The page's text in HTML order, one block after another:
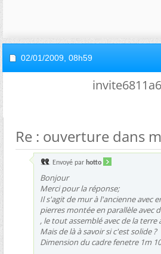
02/01/2009, 08h59
Re : ouverture dans
Envoyé par hotto
Bonjour
Merci pour la réponse;
Il s'agit de mur à l'ancienne avec
pierres montée en parallèle avec
, le tout assemblé avec de la terre
Mais de là à savoir si c'est solide ?
Dimension du cadre fenetre 1m